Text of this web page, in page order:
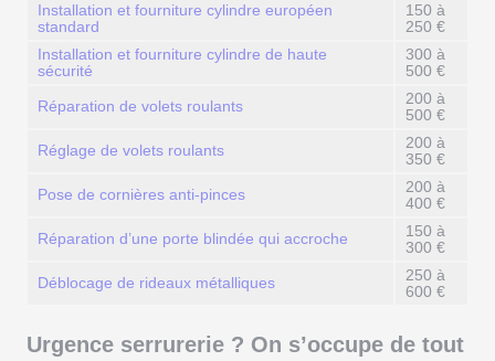
Installation et fourniture cylindre européen
standard
150 à
250 €
Installation et fourniture cylindre de haute
sécurité
300 à
500 €
Réparation de volets roulants
200 à
500 €
Réglage de volets roulants
200 à
350 €
Pose de cornières anti-pinces
200 à
400 €
Réparation d’une porte blindée qui accroche
150 à
300 €
Déblocage de rideaux métalliques
250 à
600 €
Urgence serrurerie ? On s’occupe de tout